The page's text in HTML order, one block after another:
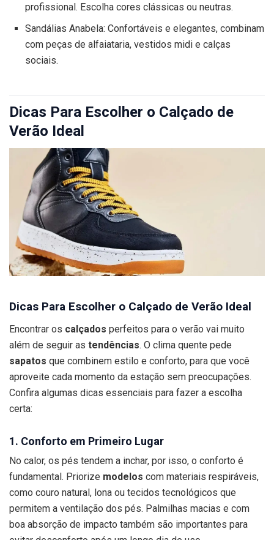
profissional. Escolha cores clássicas ou neutras.
Sandálias Anabela: Confortáveis e elegantes, combinam
com peças de alfaiataria, vestidos midi e calças
sociais.
Dicas Para Escolher o Calçado de
Verão Ideal
Dicas Para Escolher o Calçado de Verão Ideal
Encontrar os calçados perfeitos para o verão vai muito
além de seguir as tendências. O clima quente pede
sapatos que combinem estilo e conforto, para que você
aproveite cada momento da estação sem preocupações.
Confira algumas dicas essenciais para fazer a escolha
certa:
1. Conforto em Primeiro Lugar
No calor, os pés tendem a inchar, por isso, o conforto é
fundamental. Priorize modelos com materiais respiráveis,
como couro natural, lona ou tecidos tecnológicos que
permitem a ventilação dos pés. Palmilhas macias e com
boa absorção de impacto também são importantes para